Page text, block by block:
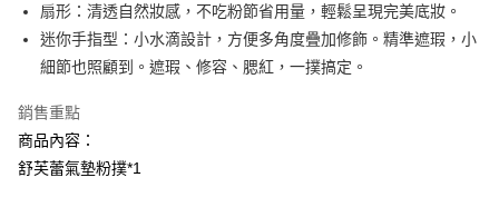
相關說明
【關於「AFTEE先享後付」】
AFTEE先享後付是「在收到商品之後才付款」的支付方式。 讓您購物簡單
１．簡單：不需註冊會員、不需綁卡、不需儲值。
２．便利：只要手機號碼，簡訊認證，即可結帳。
３．安心：先確認商品／服務後，再付款。
運送方式
全家取貨付款
每筆NT$100，滿NT$799(含以上)免運費
7-11取貨付款
扇形：清透自然妝感，不吃粉節省用量，輕鬆呈現完美底妝。
迷你手指型：小水滴設計，方便多角度疊加修飾。精準遮瑕，小
細節也照顧到。遮瑕、修容、腮紅，一撲搞定。
銷售重點
商品內容：
舒芙蕾氣墊粉撲*1